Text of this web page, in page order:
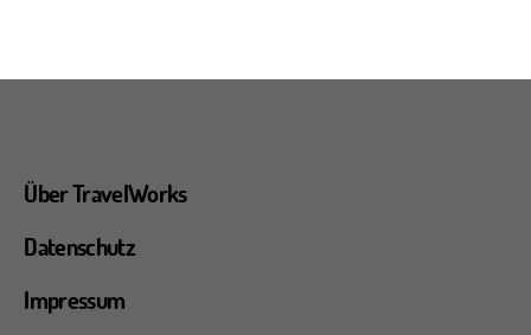
Über TravelWorks
Datenschutz
Impressum